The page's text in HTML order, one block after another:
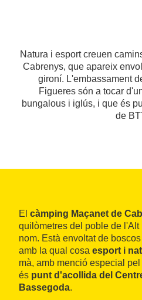
Natura i esport creuen
Cabrenys, que apareix
gironí. L'embassament
Figueres són a tocar
bungalous i iglús, i que és
de
El càmping Maçanet de
quilòmetres del poble de
nom. Està envoltat de
amb la qual cosa esport i
mà, amb menció especial
és punt d'acollida del
Bassegoda.